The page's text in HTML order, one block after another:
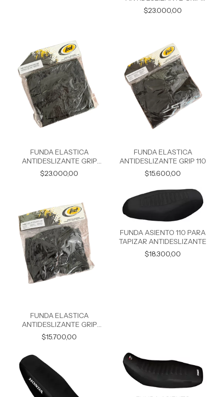
YAMAHA XTZ 125
$23.000,00
FUNDA ELASTICA
ANTIDESLIZANTE GRIP
HONDA CBX 250 TWISTER
$23.000,00
FUNDA ELASTICA
ANTIDESLIZANTE GRIP 110
$15.600,00
FUNDA ELASTICA
ANTIDESLIZANTE GRIP
DAX 70
$15.700,00
FUNDA ASIENTO 110 PARA
TAPIZAR ANTIDESLIZANTE
$18.300,00